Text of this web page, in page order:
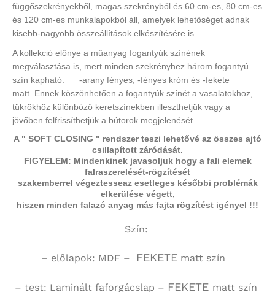
függőszekrényekből, magas szekrényből és 60 cm-es, 80 cm-es
és 120 cm-es munkalapokból áll, amelyek lehetőséget adnak
kisebb-nagyobb összeállítások elkészítésére is.
A kollekció előnye a műanyag fogantyúk színének
megválasztása is, mert minden szekrényhez három fogantyú
szín kapható: -arany fényes, -fényes króm és -fekete
matt. Ennek köszönhetően a fogantyúk színét a vasalatokhoz,
tükrökhöz különböző keretszínekben illeszthetjük vagy a
jövőben felfrissíthetjük a bútorok megjelenését.
A " SOFT CLOSING " rendszer teszi lehetővé az összes ajtó
csillapított záródását.
FIGYELEM: Mindenkinek javasoljuk hogy a fali elemek
falraszerelését-rögzítését
szakemberrel végeztesseaz esetleges későbbi problémák
elkerülése végett,
hiszen minden falazó anyag más fajta rögzítést igényel !!!
Szín:
– előlapok: MDF – FEKETEmatt szín
– test: Laminált faforgácslap – FEKETE matt szín